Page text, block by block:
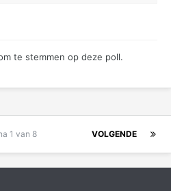
te stemmen op deze poll.
VOLGENDE
1 van 8